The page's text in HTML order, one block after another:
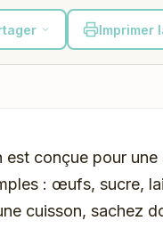
Imprimer
conçue pour une
: œufs, sucre,
cuisson, sachez